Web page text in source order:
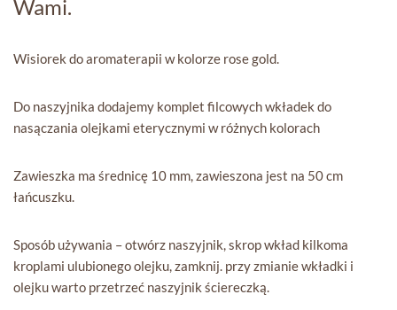
Wami.
Wisiorek do aromaterapii w kolorze rose gold.
Do naszyjnika dodajemy komplet filcowych wkładek do
nasączania olejkami eterycznymi w różnych kolorach
Zawieszka ma średnicę 10 mm, zawieszona jest na 50 cm
łańcuszku.
Sposób używania – otwórz naszyjnik, skrop wkład kilkoma
kroplami ulubionego olejku, zamknij. przy zmianie wkładki i
olejku warto przetrzeć naszyjnik ściereczką.